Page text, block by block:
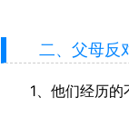
二、父母反
1、他们经历的